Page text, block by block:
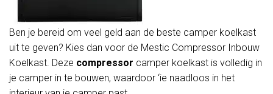
Ben je bereid om veel geld aan de beste camper koelkast
uit te geven? Kies dan voor de Mestic Compressor Inbouw
Koelkast. Deze compressor camper koelkast is volledig in
je camper in te bouwen, waardoor ‘ie naadloos in het